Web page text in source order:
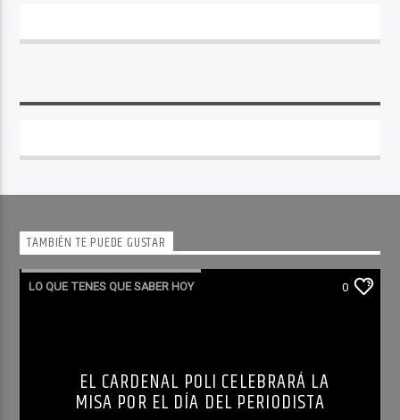
TAMBIÉN TE PUEDE GUSTAR
LO QUE TENES QUE SABER HOY 0
EL CARDENAL POLI CELEBRARÁ LA
MISA POR EL DÍA DEL PERIODISTA